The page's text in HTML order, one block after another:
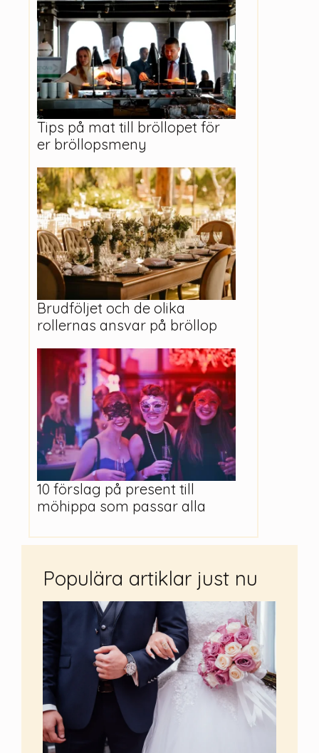
Tips på mat till bröllopet för
er bröllopsmeny
Brudföljet och de olika
rollernas ansvar på bröllop
10 förslag på present till
möhippa som passar alla
Populära artiklar just nu